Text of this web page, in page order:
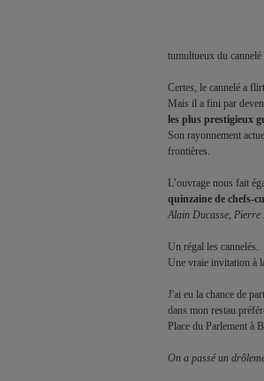
tumultueux du
Certes, le cannelé a
Mais il a fini par
les plus prestigieux
Son rayonnement
frontières.
L’ouvrage nous fait
quinzaine de chefs-
Alain Ducasse,
Un régal les cannelés.
Une vraie invitation à
J'ai eu la chance de
dans mon restau
Place du Parlement à
On a passé un